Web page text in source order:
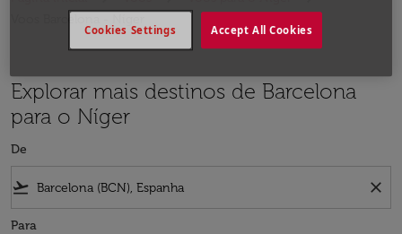
Explorar mais destinos de Barcelona
para o Níger
De
flight_takeoff close
Para
Accept All Cookies
Cookies Settings